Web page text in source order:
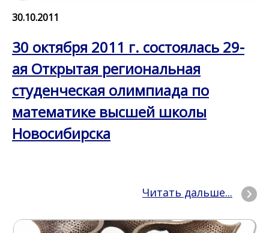
30.10.2011
30 октября 2011 г. состоялась 29-
ая Открытая региональная
студенческая олимпиада по
математике высшей школы
Новосибирска
Читать дальше...